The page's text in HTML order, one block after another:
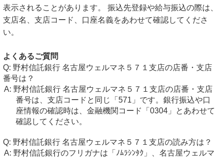
表示されることがあります。 振込先登録や給与振込の際は、
支店名、支店コード、口座名義をあわせて確認してくださ
い。
よくあるご質問
野村信託銀行 名古屋ウェルマネ５７１支店の店番・支店
番号は？
野村信託銀行 名古屋ウェルマネ５７１支店の店番・支店
番号は、支店コードと同じ「571」です。銀行振込や口
座情報の確認時は、金融機関コード「0304」とあわせて
確認してください。
野村信託銀行 名古屋ウェルマネ５７１支店の読み方は？
野村信託銀行のフリガナは「ﾉﾑﾗｼﾝﾀｸ」、名古屋ウェルマ